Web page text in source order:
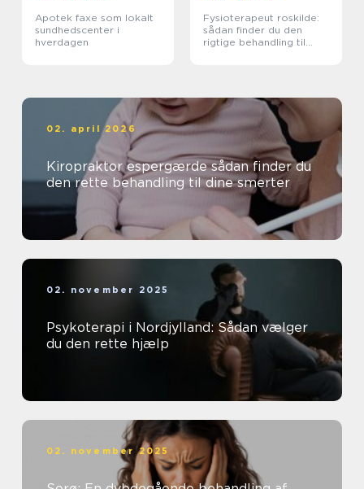
Apotek faxe som lokalt
sundhedscenter i
hverdagen
Fysioterapeut roskilde:
sådan finder du den
rigtige behandling til
02. april 2026
Kiropraktor espergærde sådan finder du
den rette behandling til dine smerter
02. november 2025
Psykoterapi i Nordjylland: Sådan vælger
du den rette hjælp
02. november 2025